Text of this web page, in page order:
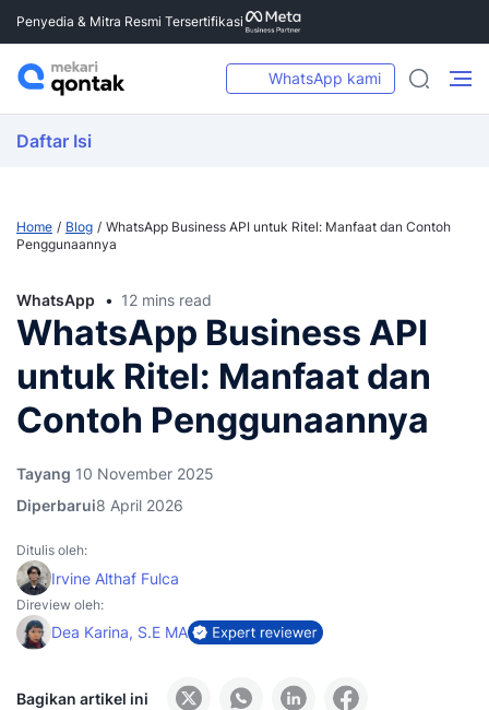
Penyedia & Mitra Resmi Tersertifikasi
WhatsApp kami
Daftar Isi
Home Blog
WhatsApp Business API untuk Ritel: Manfaat dan Contoh
Penggunaannya
WhatsApp 12 mins read
WhatsApp Business API
untuk Ritel: Manfaat dan
Contoh Penggunaannya
Tayang 10 November 2025
Diperbarui8 April 2026
Ditulis oleh:
Irvine Althaf Fulca
Direview oleh:
Dea Karina, S.E MA
Bagikan artikel ini